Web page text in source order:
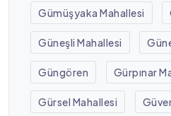
Gümüşyaka Mahallesi
Güneşli Mahallesi
Güngören Gürpınar
Gürsel Mahallesi